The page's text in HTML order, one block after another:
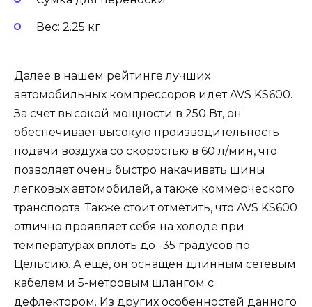
Вес: 2.25 кг
Далее в нашем рейтинге лучших
автомобильных компрессоров идет AVS KS600.
За счет высокой мощности в 250 Вт, он
обеспечивает высокую производительность
подачи воздуха со скоростью в 60 л/мин, что
позволяет очень быстро накачивать шины
легковых автомобилей, а также коммерческого
транспорта. Также стоит отметить, что AVS KS600
отлично проявляет себя на холоде при
температурах вплоть до -35 градусов по
Цельсию. А еще, он оснащен длинным сетевым
кабелем и 5-метровым шлангом с
дефлектором. Из других особенностей данного